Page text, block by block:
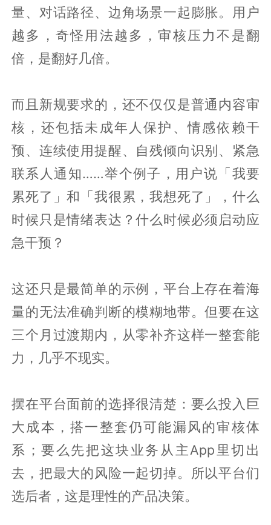
量、对话路径、边角场景一起膨胀。用户
越多，奇怪用法越多，审核压力不是翻
倍，是翻好几倍。
而且新规要求的，还不仅仅是普通内容审
核，还包括未成年人保护、情感依赖干
预、连续使用提醒、自残倾向识别、紧急
联系人通知……举个例子，用户说「我要
累死了」和「我很累，我想死了」，什么
时候只是情绪表达？什么时候必须启动应
急干预？
这还只是最简单的示例，平台上存在着海
量的无法准确判断的模糊地带。但要在这
三个月过渡期内，从零补齐这样一整套能
力，几乎不现实。
摆在平台面前的选择很清楚：要么投入巨
大成本，搭一整套仍可能漏风的审核体
系；要么先把这块业务从主App里切出
去，把最大的风险一起切掉。所以平台们
选后者，这是理性的产品决策。